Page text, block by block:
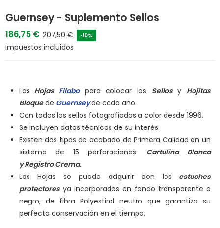
Guernsey - Suplemento Sellos
186,75 € 207,50 € -10%
Impuestos incluidos
Las Hojas Filabo para colocar los Sellos y Hojitas
Bloquede Guernseyde cada año.
Con todos los sellos fotografiados a color desde 1996.
Se incluyen datos técnicos de su interés.
Existen dos tipos de acabado de Primera Calidad en un
sistema de 15 perforaciones: Cartulina Blanca
yRegistro Crema.
Las Hojas se puede adquirir con los estuches
protectoresya incorporados en fondo transparente o
negro, de fibra Polyestirol neutro que garantiza su
perfecta conservación en el tiempo.